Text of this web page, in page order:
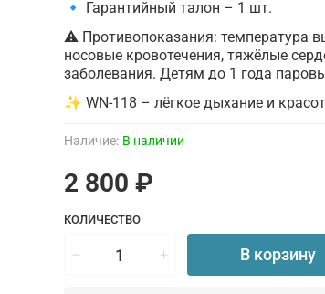
Наличие: В наличии
2 800 ₽
КОЛИЧЕСТВО
В корзину
🔹 Гарантийный талон – 1 шт.
⚠️ Противопоказания: температура
носовые кровотечения, тяжёлые
заболевания. Детям до 1 года
✨ WN-118 – лёгкое дыхание и